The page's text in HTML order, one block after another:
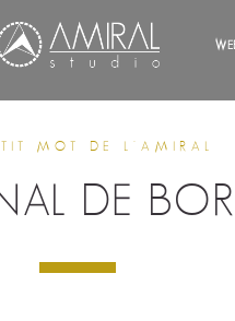
MOT DE L'AMIRAL
DE